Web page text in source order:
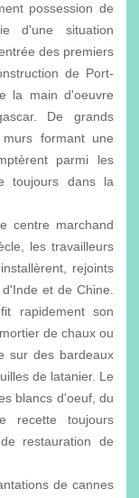
possession de
d'une situation
des premiers
de Port-
la main d'oeuvre
De grands
formant une
parmi les
toujours dans la
centre marchand
les travailleurs
rejoints
et de Chine.
rapidement son
de chaux ou
sur des bardeaux
de latanier. Le
blancs d'oeuf, du
recette toujours
restauration de
de cannes